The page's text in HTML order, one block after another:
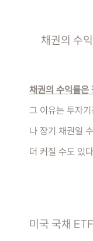
채권의 수
채권의 수익률은
그 이유는 투자
나 장기 채권일
더 커질 수도 있
미국 국채